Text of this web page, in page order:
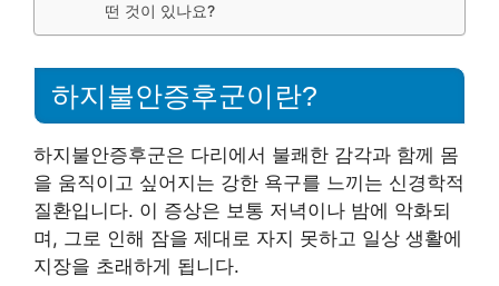
떤 것이 있나요?
하지불안증후군이란?
하지불안증후군은 다리에서 불쾌한 감각과 함께 몸
을 움직이고 싶어지는 강한 욕구를 느끼는 신경학적
질환입니다. 이 증상은 보통 저녁이나 밤에 악화되
며, 그로 인해 잠을 제대로 자지 못하고 일상 생활에
지장을 초래하게 됩니다.